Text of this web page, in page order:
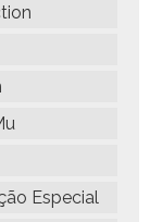
Especial